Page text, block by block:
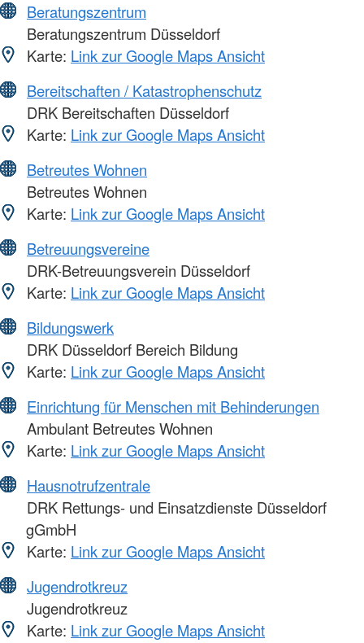
Beratungszentrum
Beratungszentrum Düsseldorf
Karte: Link zur Google Maps Ansicht
Bereitschaften / Katastrophenschutz
DRK Bereitschaften Düsseldorf
Karte: Link zur Google Maps Ansicht
Betreutes Wohnen
Betreutes Wohnen
Karte: Link zur Google Maps Ansicht
Betreuungsvereine
DRK-Betreuungsverein Düsseldorf
Karte: Link zur Google Maps Ansicht
Bildungswerk
DRK Düsseldorf Bereich Bildung
Karte: Link zur Google Maps Ansicht
Einrichtung für Menschen mit Behinderungen
Ambulant Betreutes Wohnen
Karte: Link zur Google Maps Ansicht
Hausnotrufzentrale
DRK Rettungs- und Einsatzdienste Düsseldorf
gGmbH
Karte: Link zur Google Maps Ansicht
Jugendrotkreuz
Jugendrotkreuz
Karte: Link zur Google Maps Ansicht